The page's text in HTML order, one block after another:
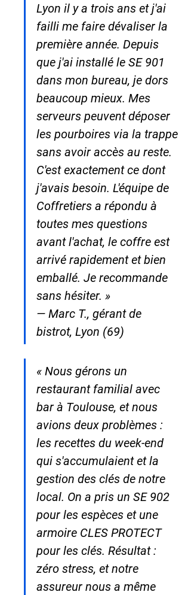
Lyon il y a trois ans et j'ai
failli me faire dévaliser la
première année. Depuis
que j'ai installé le SE 901
dans mon bureau, je dors
beaucoup mieux. Mes
serveurs peuvent déposer
les pourboires via la trappe
sans avoir accès au reste.
C'est exactement ce dont
j'avais besoin. L'équipe de
Coffretiers a répondu à
toutes mes questions
avant l'achat, le coffre est
arrivé rapidement et bien
emballé. Je recommande
sans hésiter. »
— Marc T., gérant de
bistrot, Lyon (69)
« Nous gérons un
restaurant familial avec
bar à Toulouse, et nous
avions deux problèmes :
les recettes du week-end
qui s'accumulaient et la
gestion des clés de notre
local. On a pris un SE 902
pour les espèces et une
armoire CLES PROTECT
pour les clés. Résultat :
zéro stress, et notre
assureur nous a même